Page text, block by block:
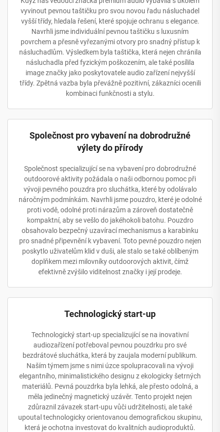
vyvinout pevnou taštičku pro svou novou řadu násluchadel
vyšší třídy, hledala řešení, které spojuje ochranu s elegance.
Navrhli jsme individuální pevnou taštičku s luxusním
povrchem a přesně vyřezanými otvory pro snadný přístup k
násluchadlům. Výsledkem byla taštička, která nejen chránila
násluchadla před fyzickým poškozením, ale také posílila
image značky jako poskytovatele audio zařízení nejvyšší
třídy. Zpětná vazba byla převážně pozitivní, zákazníci ocenili
kombinaci funkčnosti a stylu.
Společnost pro vybavení na dobrodružné
výlety do přírody
Společnost specializující se na vybavení pro dobrodružné
outdoorové aktivity požádala o naši odbornou pomoc při
vývoji pevného pouzdra pro sluchátka, které by odolávalo
náročným podmínkám. Navrhli jsme pouzdro, které je odolné
proti vodě, odolné proti nárazům a zároveň dostatečně
kompaktní, aby se vešlo do jakéhokoli batohu. Pouzdro
obsahovalo bezpečný uzavírací mechanismus a karabinku
pro snadné připevnění k vybavení. Toto pevné pouzdro nejen
poskytlo uživatelům klid v duši, ale stalo se také oblíbeným
doplňkem mezi milovníky outdoorových aktivit, čímž
efektivně zvýšilo viditelnost značky i její prodeje.
Technologický start-up
Technologický start-up specializující se na inovativní
audiozařízení potřeboval pevnou pouzdrku pro své
bezdrátové sluchátka, která by zaujala moderní publikum.
Naším týmem jsme s nimi úzce spolupracovali na vývoji
elegantního, minimalistického designu z ekologicky šetrných
materiálů. Pevná pouzdrka byla lehká, ale přesto odolná, a
měla jedinečný magnetický uzávěr. Tento projekt nejen
zdůraznil závazek start-upu vůči udržitelnosti, ale také
upoutal technologicky orientovanou demografickou skupinu,
která je ochotna investovat do kvalitních audioproduktů.